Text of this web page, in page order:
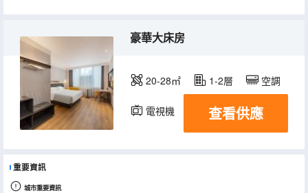
豪華大床房
20-28㎡ 1-2層 空調
電視機 查看供應
重要資訊
城市重要資訊